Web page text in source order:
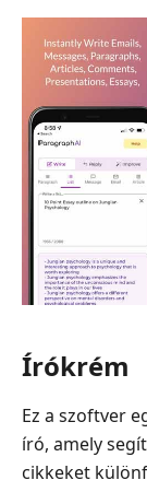
Írókrém
Ez a szoftver
író, amely
cikkeket